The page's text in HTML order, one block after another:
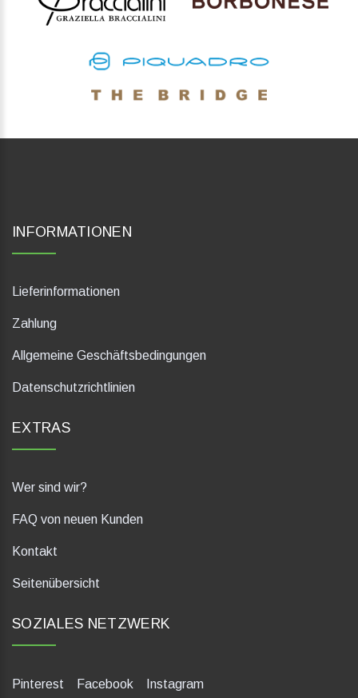
INFORMATIONEN
Lieferinformationen
Zahlung
Allgemeine Geschäftsbedingungen
Datenschutzrichtlinien
EXTRAS
Wer sind wir?
FAQ von neuen Kunden
Kontakt
Seitenübersicht
SOZIALES NETZWERK
Pinterest Facebook Instagram